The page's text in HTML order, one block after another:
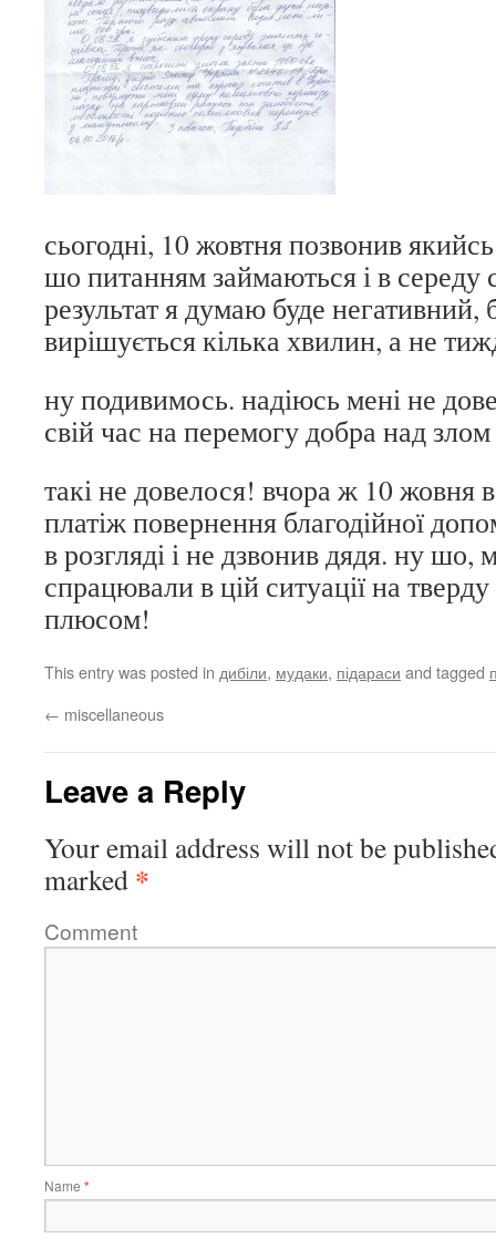
сьогодні, 10 жовтня позвонив
шо питанням займаються і в середу
результат я думаю буде негативний,
вирішується кілька хвилин, а не
ну подивимось. надіюсь мені не
свій час на перемогу добра над злом
такі не довелося! вчора ж 10 жовня
платіж повернення благодійної
в розгляді і не дзвонив дядя. ну шо,
спрацювали в цій ситуації на
плюсом!
This entry was posted in дибіли, мудаки, підараси and tagged
← miscellaneous
Leave a Reply
Your email address will not be
marked *
Comment
Name *